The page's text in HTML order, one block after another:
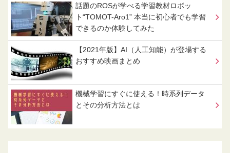
話題のROSが学べる学習教材ロボッ
ト“TOMOT-Aro1” 本当に初心者でも学習
できるのか体験してみた
【2021年版】AI（人工知能）が登場する
おすすめ映画まとめ
機械学習にすぐに使える！時系列データ
とその分析方法とは